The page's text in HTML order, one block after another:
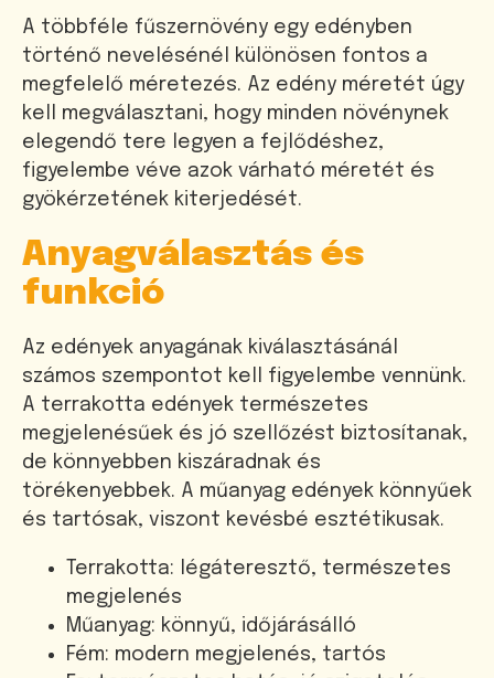
A többféle fűszernövény egy edényben
történő nevelésénél különösen fontos a
megfelelő méretezés. Az edény méretét úgy
kell megválasztani, hogy minden növénynek
elegendő tere legyen a fejlődéshez,
figyelembe véve azok várható méretét és
gyökérzetének kiterjedését.
Anyagválasztás és
funkció
Az edények anyagának kiválasztásánál
számos szempontot kell figyelembe vennünk.
A terrakotta edények természetes
megjelenésűek és jó szellőzést biztosítanak,
de könnyebben kiszáradnak és
törékenyebbek. A műanyag edények könnyűek
és tartósak, viszont kevésbé esztétikusak.
Terrakotta: légáteresztő, természetes
megjelenés
Műanyag: könnyű, időjárásálló
Fém: modern megjelenés, tartós